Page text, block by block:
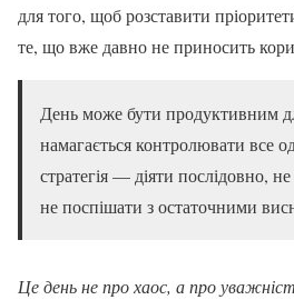
для того, щоб розставити
те, що вже давно не приносить
День може бути продуктивним
намагається контролювати все
стратегія — діяти послідовно,
не поспішати з остаточними
Це день не про хаос, а про